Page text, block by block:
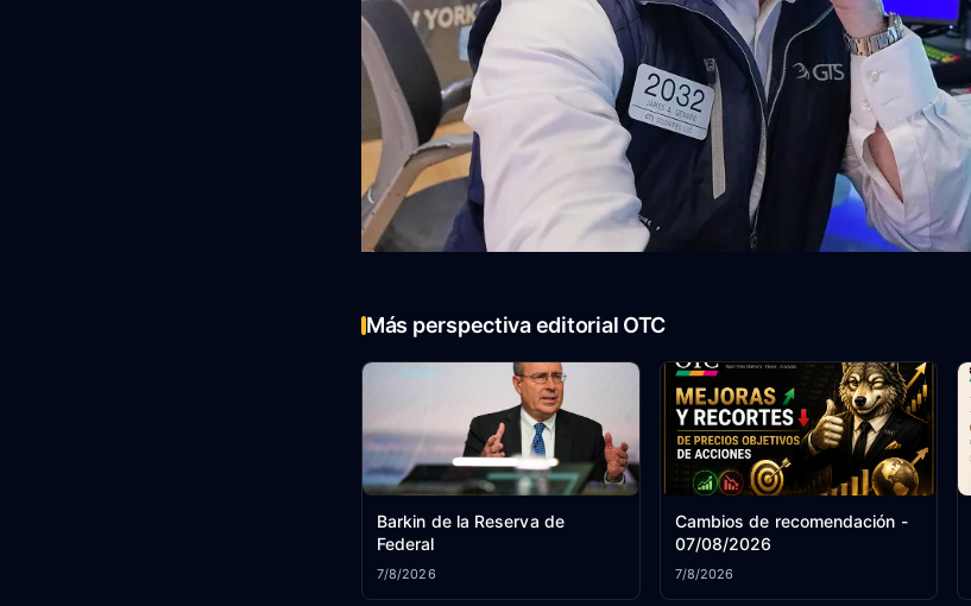
Más perspectiva editorial OTC
Barkin de la Reserva de
Federal
7/8/2026
Cambios de recomendación -
07/08/2026
7/8/2026